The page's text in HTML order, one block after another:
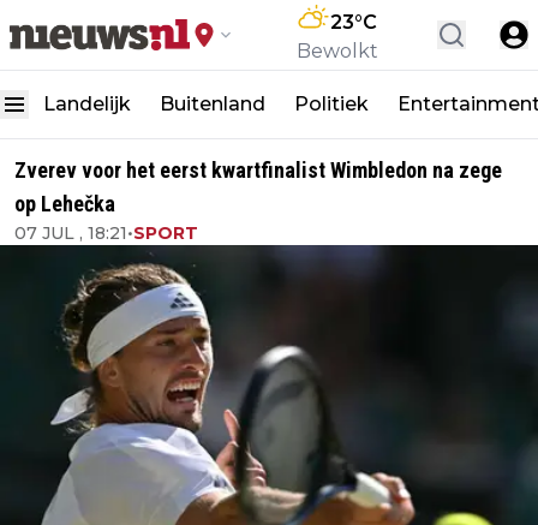
23°C
Bewolkt
Landelijk Buitenland Politiek
Zverev voor het eerst kwartfinalist Wimbledon na zege
op Lehečka
07 JUL , 18:21•SPORT